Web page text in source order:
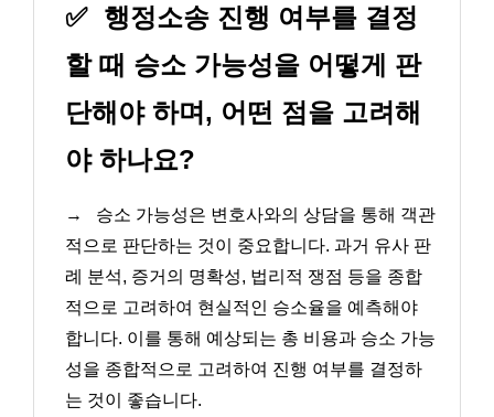
✅ 행정소송 진행 여부를 결정
할 때 승소 가능성을 어떻게 판
단해야 하며, 어떤 점을 고려해
야 하나요?
→
승소 가능성은 변호사와의 상담을 통해 객관
적으로 판단하는 것이 중요합니다. 과거 유사 판
례 분석, 증거의 명확성, 법리적 쟁점 등을 종합
적으로 고려하여 현실적인 승소율을 예측해야
합니다. 이를 통해 예상되는 총 비용과 승소 가능
성을 종합적으로 고려하여 진행 여부를 결정하
는 것이 좋습니다.